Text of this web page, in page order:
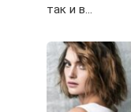
так и в…